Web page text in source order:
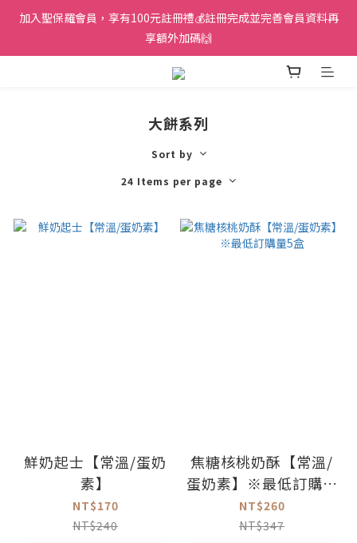
加入聖保羅會員，享有100元註冊禮💰註冊完成並完善會員資料再
享額外加碼🙌
大餅系列
Sort by
24 Items per page
鮮奶起士【常溫/蛋奶
素】
NT$170
NT$240
焦糖核桃奶酥【常溫/
蛋奶素】※最低訂購量
5盒
NT$260
NT$347